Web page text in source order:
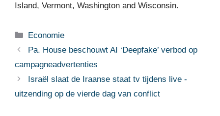
Island, Vermont, Washington and Wisconsin.
Categorieën
Economie
Pa. House beschouwt AI ‘Deepfake’ verbod op
campagneadvertenties
Israël slaat de Iraanse staat tv tijdens live -
uitzending op de vierde dag van conflict